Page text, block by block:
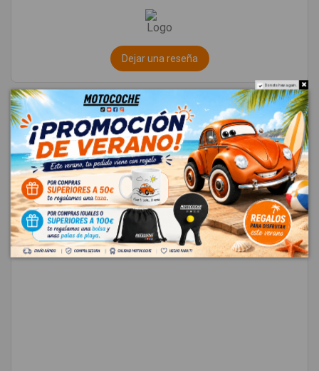
Dejar una reseña
★ ★ ★ ★
23/06/2026
Cristóbal Rosado
Muy buena experiencia. Les compré un puente delantero y me
llegó en perfecto estado, con un envío muy rápido. La
comunicación por WhatsApp es ágil y te aclaran todas las dudas.
Totalmente recomendado. Muchas gracias.
Do not show again.